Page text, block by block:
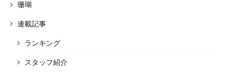
珊瑚
連載記事
ランキング
スタッフ紹介